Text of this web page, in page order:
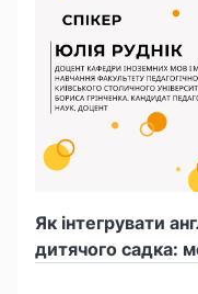
Як інтегрувати
дитячого садка: